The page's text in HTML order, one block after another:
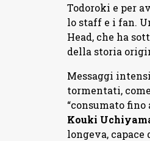
Todoroki e per
lo staff e i fan.
Head, che ha
della storia
Messaggi
tormentati,
“consumato
Kouki
longeva,